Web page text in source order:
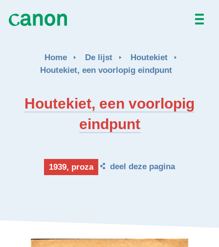
Home De lijst
Houtekiet
Houtekiet, een voorlopig eindpunt
Houtekiet, een voorlopig
eindpunt
1939, proza deel deze pagina